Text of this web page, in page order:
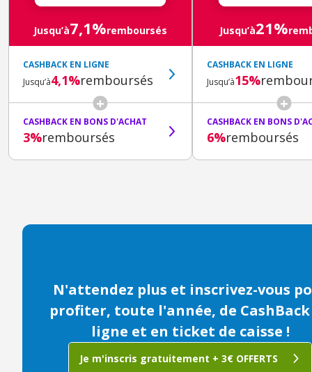
Jusqu’à7,1%remboursés
CASHBACK EN LIGNE
Jusqu’à4,1%remboursés
CASHBACK EN BONS D'ACHAT
3%remboursés
Jusqu’à21%
CASHBACK EN LIGNE
Jusqu’à15%
CASHBACK EN BONS
6%remboursés
N'attendez plus et inscrivez-vous
profiter, toute l'année, de
ligne et en ticket de caisse !
Je m'inscris gratuitement + 3€ OFFERTS